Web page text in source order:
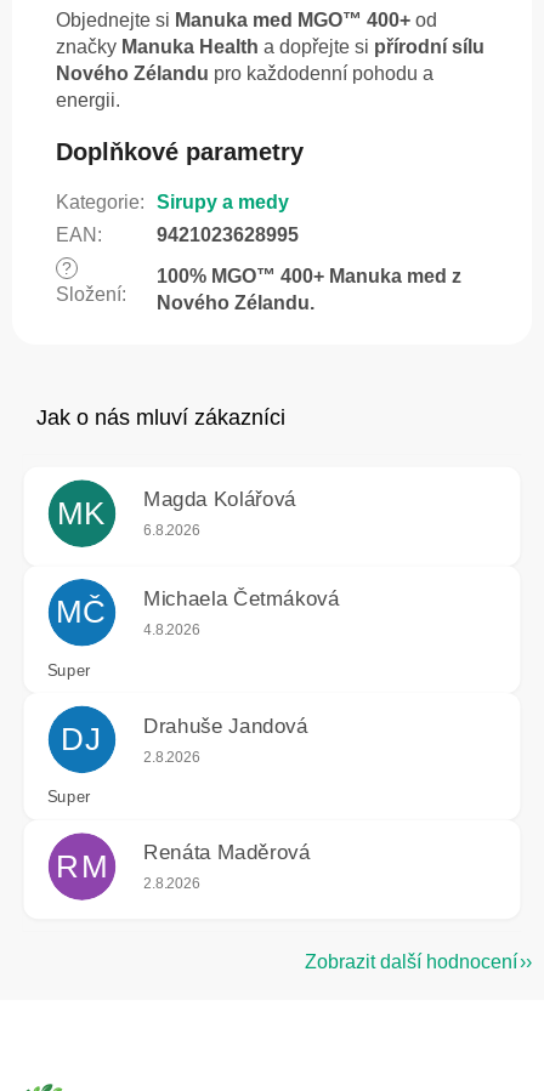
Objednejte si Manuka med MGO™ 400+ od
značky Manuka Health a dopřejte si přírodní sílu
Nového Zélandu pro každodenní pohodu a
energii.
Doplňkové parametry
Kategorie:
Sirupy a medy
EAN : 9421023628995
?
Složení:
100% MGO™ 400+ Manuka med z
Nového Zélandu.
MK Magda Kolářová
Hodnocení obchodu je 5 z 5 hvězdiček.
6.8.2026
MČ Michaela Četmáková
Hodnocení obchodu je 5 z 5 hvězdiček.
4.8.2026
Super
DJ Drahuše Jandová
Hodnocení obchodu je 5 z 5 hvězdiček.
2.8.2026
Super
RM Renáta Maděrová
Hodnocení obchodu je 5 z 5 hvězdiček.
2.8.2026
Zobrazit další hodnocení